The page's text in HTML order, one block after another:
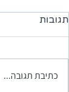
תגובות
כתיבת תגובה...